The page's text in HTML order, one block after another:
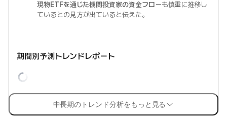
現物ETFを通じた機関投資家の資金フローも慎重に推移し
ているとの見方が出ていると伝えた。
期間別予測トレンドレポート
中長期のトレンド分析をもっと見る